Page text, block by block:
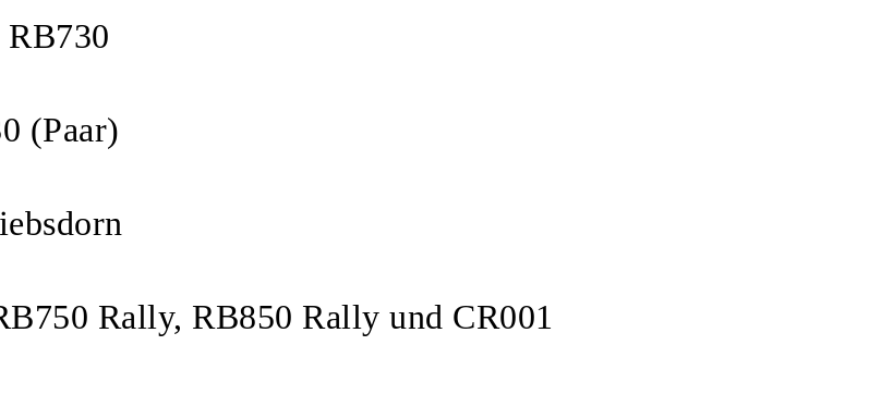
(Paar)
Rally, RB850 Rally und CR001